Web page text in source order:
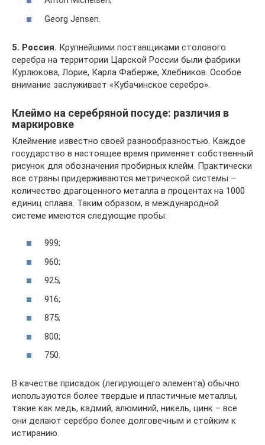
Georg Jensen.
5. Россия. Крупнейшими поставщиками столового
серебра на территории Царской России были фабрики
Курлюкова, Лорие, Карла Фаберже, Хлебников. Особое
внимание заслуживает «Кубачинское серебро».
Клеймо на серебряной посуде: различия в
маркировке
Клеймение известно своей разнообразностью. Каждое
государство в настоящее время применяет собственный
рисунок для обозначения пробирных клейм. Практически
все страны придерживаются метрической системы –
количество драгоценного металла в процентах на 1000
единиц сплава. Таким образом, в международной
системе имеются следующие пробы:
999;
960;
925;
916;
875;
800;
750.
В качестве присадок (легирующего элемента) обычно
используются более твердые и пластичные металлы,
такие как медь, кадмий, алюминий, никель, цинк – все
они делают серебро более долговечным и стойким к
истиранию.